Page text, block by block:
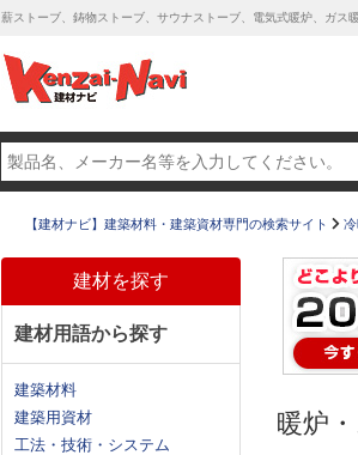
薪ストーブ、鋳物ストーブ、サウナストーブ、電気式暖炉、ガス
【建材ナビ】建築材料・建築資材専門の検索サイト
建材を探す
建材用語から探す
建築材料
建築用資材
工法・技術・システム
暖炉